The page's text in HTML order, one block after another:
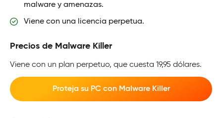
malware y amenazas.
Viene con una licencia perpetua.
Precios de Malware Killer
Viene con un plan perpetuo, que cuesta 19,95 dólares.
Proteja su PC con Malware Killer